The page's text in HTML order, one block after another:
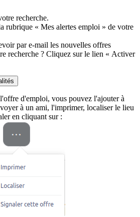
recherche.
rubrique « Mes alertes emploi » de votre
par e-mail les nouvelles offres
recherche ? Cliquez sur le lien « Activer
d'emploi, vous pouvez l'ajouter à
à un ami, l'imprimer, localiser le lieu
en cliquant sur :